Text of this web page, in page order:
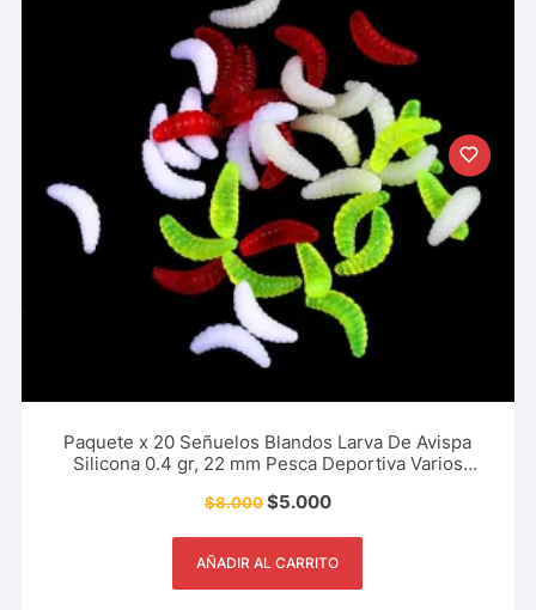
Paquete x 20 Señuelos Blandos Larva De Avispa
Silicona 0.4 gr, 22 mm Pesca Deportiva Varios
$8.000$5.000
AÑADIR AL CARRITO